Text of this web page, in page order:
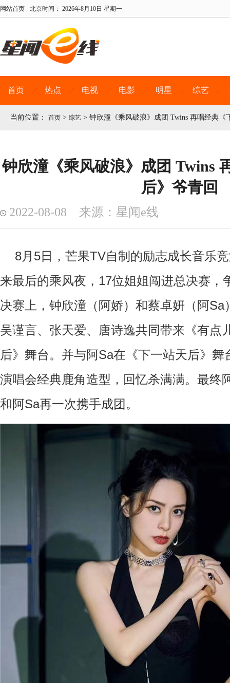
网站首页 北京时间： 2026年8月10日 星期一
首页 热点 电视 电影 明星 综艺
当前位置： 首页 > 综艺 > 钟欣潼《乘风破浪》成团 Twins 再唱经典《
钟欣潼《乘风破浪》成团 Twins
后》爷青回
2022-08-08 来源：星闻e线
8月5日，芒果TV自制的励志成长音乐
来最后的乘风夜，17位姐姐闯进总决赛，
决赛上， 钟欣潼（阿娇）和蔡卓妍（阿Sa
吴谨言、张天爱、唐诗逸共同带来《有点
后》舞台。并与阿Sa在《下一站天后》
演唱会经典鹿角造型，回忆杀满满。最终
和阿Sa再一次携手成团。